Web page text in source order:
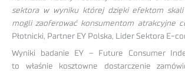
sektora w wyniku której dzięki efektom skali
mogli zaoferować konsumentom atrakcyjne
Płotnicki, Partner EY Polska, Lider Sektora E-
Wyniki badanie EY – Future Consumer
to właśnie kosztowne dostarczenie